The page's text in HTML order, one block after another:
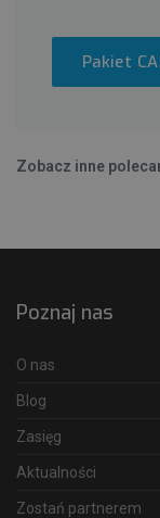
Pakiet
Zobacz inne
Poznaj nas
O nas
Blog
Zasięg
Aktualności
Zostań partnerem